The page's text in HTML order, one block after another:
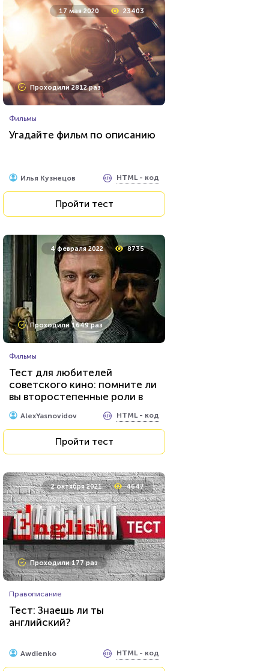
17 мая 2020 23403
Проходили 2812 раз
Фильмы
Угадайте фильм по описанию
Илья Кузнецов HTML - код
Пройти тест
4 февраля 2022 8735
Проходили 1649 раз
Фильмы
Тест для любителей
советского кино: помните ли
вы второстепенные роли в
знаменитых фильмах?
AlexYasnovidov HTML - код
Пройти тест
2 октября 2021 4647
Проходили 177 раз
Правописание
Тест: Знаешь ли ты
английский?
Awdienko HTML - код